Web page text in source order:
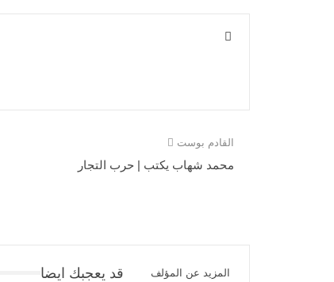
القادم بوست
محمد شهاب يكتب | حرب التجار
قد يعجبك ايضا المزيد عن المؤلف